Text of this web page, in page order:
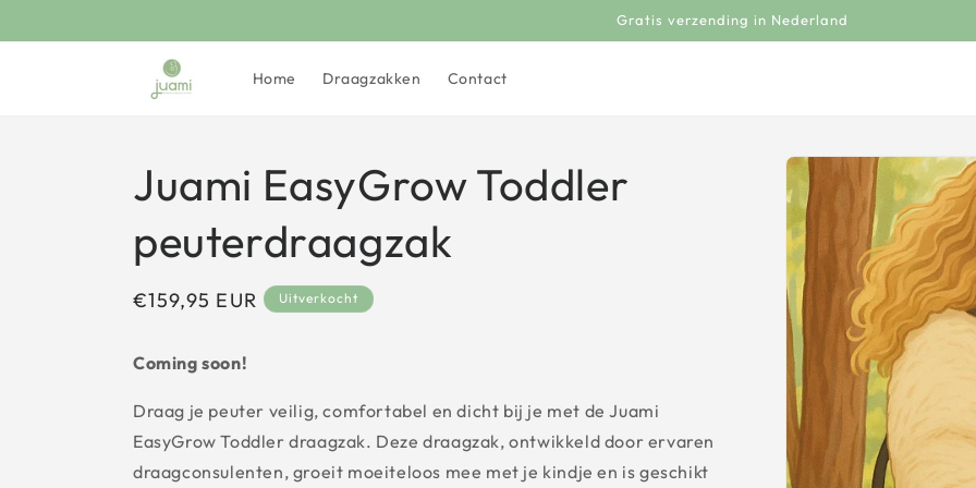
content
Gratis verzending in Nederland
Home Draagzakken Contact
Ga direct naar
productinformatie
Juami EasyGrow Toddler
peuterdraagzak
Normale
€159,95 EUR Uitverkocht
Coming soon!
Draag je peuter veilig, comfortabel en dicht bij je met de Juami
EasyGrow Toddler draagzak. Deze draagzak, ontwikkeld door ervaren
draagconsulenten, groeit moeiteloos mee met je kindje en is geschikt